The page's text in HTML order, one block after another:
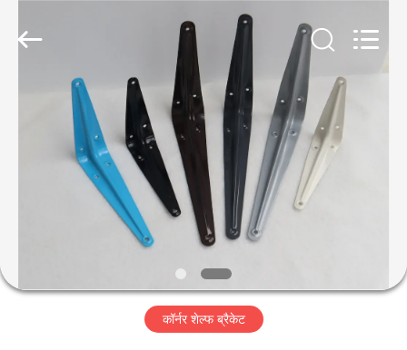
हमारे
बारे
Hardware
Factory.
कॉर्नर शेल्फ ब्रैकेट